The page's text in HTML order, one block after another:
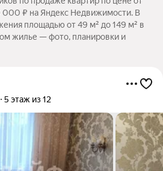
₽ на Яндекс Недвижимости. В
площадью от 49 м² до 149 м² в
жилье — фото, планировки и
5 этаж из 12